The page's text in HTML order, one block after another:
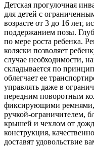
Детская прогулочная
для детей с
возрасте от 3 до 16 лет,
поддержанием позы.
по мере роста ребенка.
коляски позволяет
случае необходимости,
складывается по
облегчает ее
управлять даже в
передним поворотным
фиксирующими ремнями,
ручкой-ограничителем,
крышей и чехлом от
конструкция,
доставят удовольствие